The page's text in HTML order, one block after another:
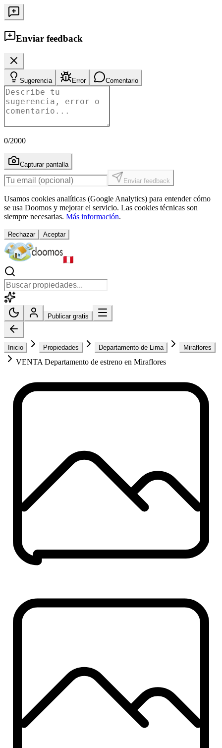
Enviar feedback
Sugerencia Error Comentario
0/2000
Capturar pantalla
Enviar feedback
Usamos cookies analíticas (Google Analytics) para entender cómo
se usa Doomos y mejorar el servicio. Las cookies técnicas son
siempre necesarias. Más información.
Rechazar Aceptar
Publicar gratis
Inicio Propiedades Departamento de Lima Miraflores
VENTA Departamento de estreno en Miraflores